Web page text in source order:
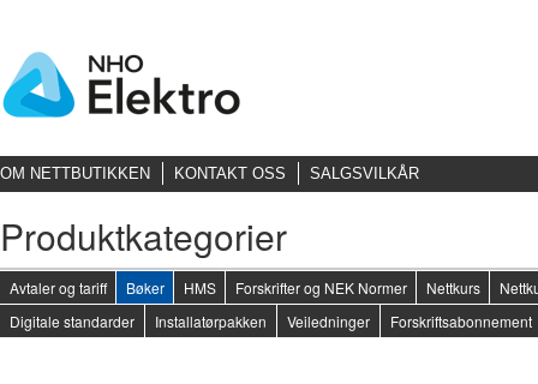
OM NETTBUTIKKEN KONTAKT OSS SALGSVILKÅR
Produktkategorier
Avtaler og tariff Bøker HMS Forskrifter og NEK Normer Nettkurs
Digitale standarder
Installatørpakken Veiledninger Forskriftsabonnement